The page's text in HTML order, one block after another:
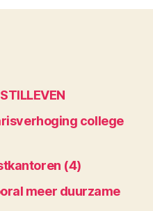
college
(4)
meer duurzame